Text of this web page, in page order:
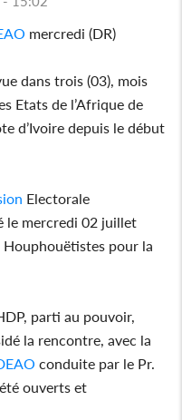
mercredi (DR)
dans trois (03), mois
Etats de l’Afrique de
d’Ivoire depuis le début
Electorale
le mercredi 02 juillet
Houphouëtistes pour la
parti au pouvoir,
la rencontre, avec la
conduite par le Pr.
été ouverts et